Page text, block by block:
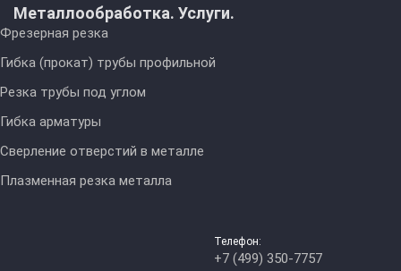
Металлообработка. Услуги.
Фрезерная резка
Гибка (прокат) трубы профильной
Резка трубы под углом
Гибка арматуры
Сверление отверстий в металле
Плазменная резка металла
Телефон:
+7 (499) 350-7757